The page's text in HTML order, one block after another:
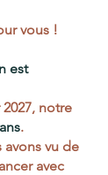
vous !
est
2027, notre
.
avons vu de
avec